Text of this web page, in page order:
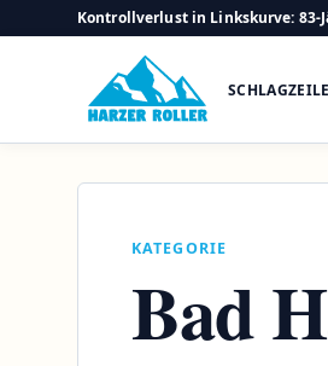
Kontrollverlust in Linkskurve: 83-
KATEGORIE
Bad